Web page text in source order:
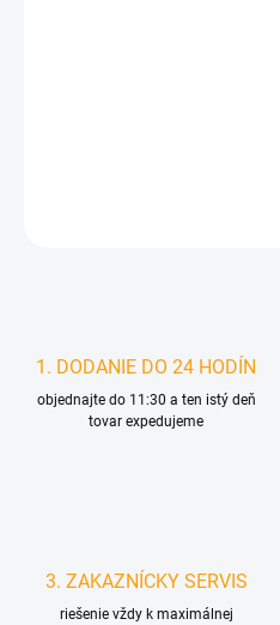
1. DODANIE DO 24 HODÍN
objednajte do 11:30 a ten istý deň
tovar expedujeme
3. ZAKAZNÍCKY SERVIS
riešenie vždy k maximálnej